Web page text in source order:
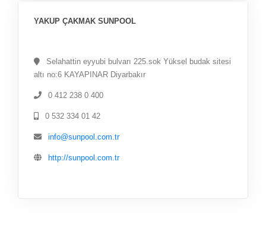
YAKUP ÇAKMAK SUNPOOL
Selahattin eyyubi bulvarı 225.sok Yüksel budak sitesi
altı no:6 KAYAPINAR Diyarbakır
0 412 238 0 400
0 532 334 01 42
info@sunpool.com.tr
http://sunpool.com.tr